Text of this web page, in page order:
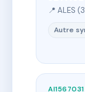
📍 ALES
Autre
AI1567031